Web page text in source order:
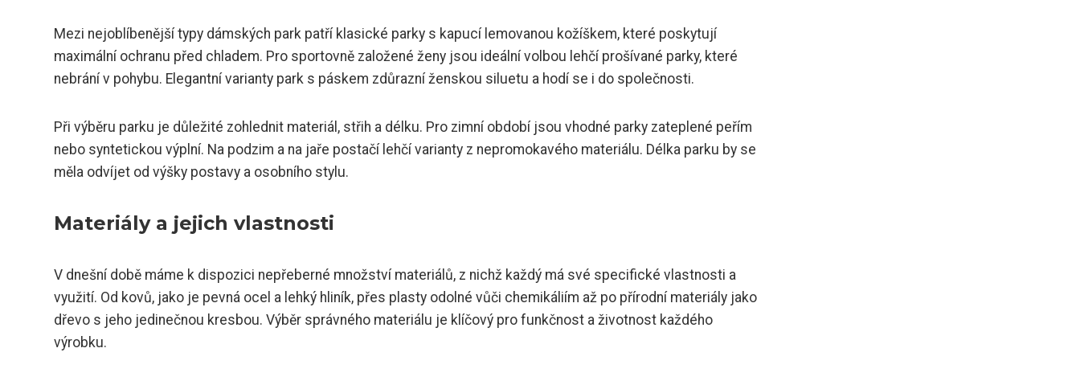
Mezi nejoblíbenější typy dámských park patří klasické parky s kapucí lemovanou kožíškem, které poskytují
maximální ochranu před chladem. Pro sportovně založené ženy jsou ideální volbou lehčí prošívané parky, které
nebrání v pohybu. Elegantní varianty park s páskem zdůrazní ženskou siluetu a hodí se i do společnosti.
Při výběru parku je důležité zohlednit materiál, střih a délku. Pro zimní období jsou vhodné parky zateplené peřím
nebo syntetickou výplní. Na podzim a na jaře postačí lehčí varianty z nepromokavého materiálu. Délka parku by se
měla odvíjet od výšky postavy a osobního stylu.
Materiály a jejich vlastnosti
V dnešní době máme k dispozici nepřeberné množství materiálů, z nichž každý má své specifické vlastnosti a
využití. Od kovů, jako je pevná ocel a lehký hliník, přes plasty odolné vůči chemikáliím až po přírodní materiály jako
dřevo s jeho jedinečnou kresbou. Výběr správného materiálu je klíčový pro funkčnost a životnost každého
výrobku.